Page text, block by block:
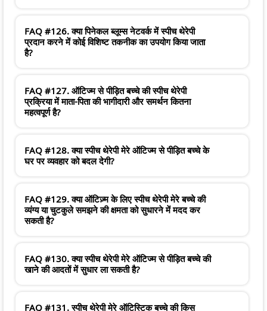
FAQ #126. क्या पिनेकल ब्लूम्स नेटवर्क में स्पीच थेरेपी
प्रदान करने में कोई विशिष्ट तकनीक का उपयोग किया जाता
है?
FAQ #127. ऑटिज्म से पीड़ित बच्चे की स्पीच थेरेपी
प्रक्रिया में माता-पिता की भागीदारी और समर्थन कितना
महत्वपूर्ण है?
FAQ #128. क्या स्पीच थेरेपी मेरे ऑटिज्म से पीड़ित बच्चे के
घर पर व्यवहार को बदल देगी?
FAQ #129. क्या ऑटिज़्म के लिए स्पीच थेरेपी मेरे बच्चे की
व्यंग्य या चुटकुले समझने की क्षमता को सुधारने में मदद कर
सकती है?
FAQ #130. क्या स्पीच थेरेपी मेरे ऑटिज्म से पीड़ित बच्चे की
खाने की आदतों में सुधार ला सकती है?
FAQ #131. स्पीच थेरेपी मेरे ऑटिस्टिक बच्चे की किस